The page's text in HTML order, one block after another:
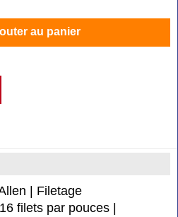
au panier
| Filetage
filets par pouces |